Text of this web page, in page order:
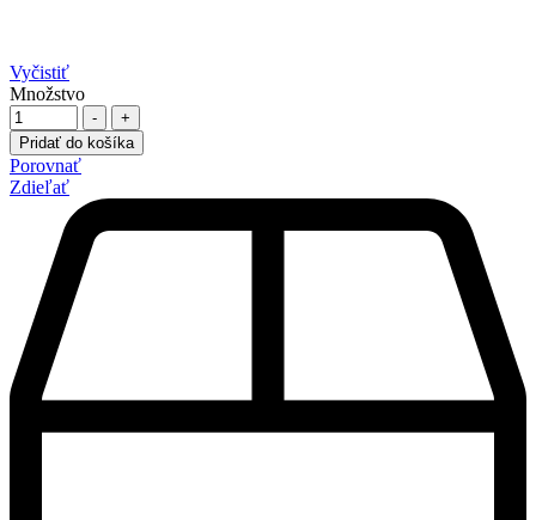
Vyčistiť
Množstvo
-
+
Pridať do košíka
Porovnať
Zdieľať